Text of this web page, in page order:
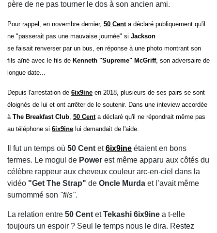
père de ne pas tourner le dos à son ancien ami.
Pour rappel, en novembre dernier, 50 Centa déclaré publiquement qu'il
ne "passerait pas une mauvaise journée" si Jackson
se faisait renverser par un bus, en réponse à une photo montrant son
fils aîné avec le fils de Kenneth "Supreme" McGriff, son adversaire de
longue date...
Depuis l'arrestation de 6ix9ine en 2018, plusieurs de ses pairs se sont
éloignés de lui et ont arrêter de le soutenir. Dans une inteview accordée
à The Breakfast Club, 50 Centa déclaré qu'il ne répondrait même pas
au téléphone si 6ix9ine lui demandait de l'aide.
Il fut un temps où 50 Cent et6ix9ine étaient en bons
termes. Le mogul de Power est même apparu aux côtés du
célèbre rappeur aux cheveux couleur arc-en-ciel dans la
vidéo "Get The Strap" de Oncle Murda et l’avait même
surnommé son "fils".
La relation entre 50 Cent etTekashi 6ix9ine a t-elle
toujours un espoir ? Seul le temps nous le dira. Restez